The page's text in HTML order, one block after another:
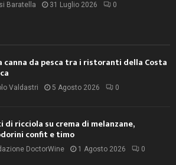
Baratella 31 Luglio 2026 0
canna da pesca tra i ristoranti della Costa
Valdastri 5 Agosto 2026 0
di ricciola su crema di melanzane,
confit e timo
DoctorWine 1 Agosto 2026 0